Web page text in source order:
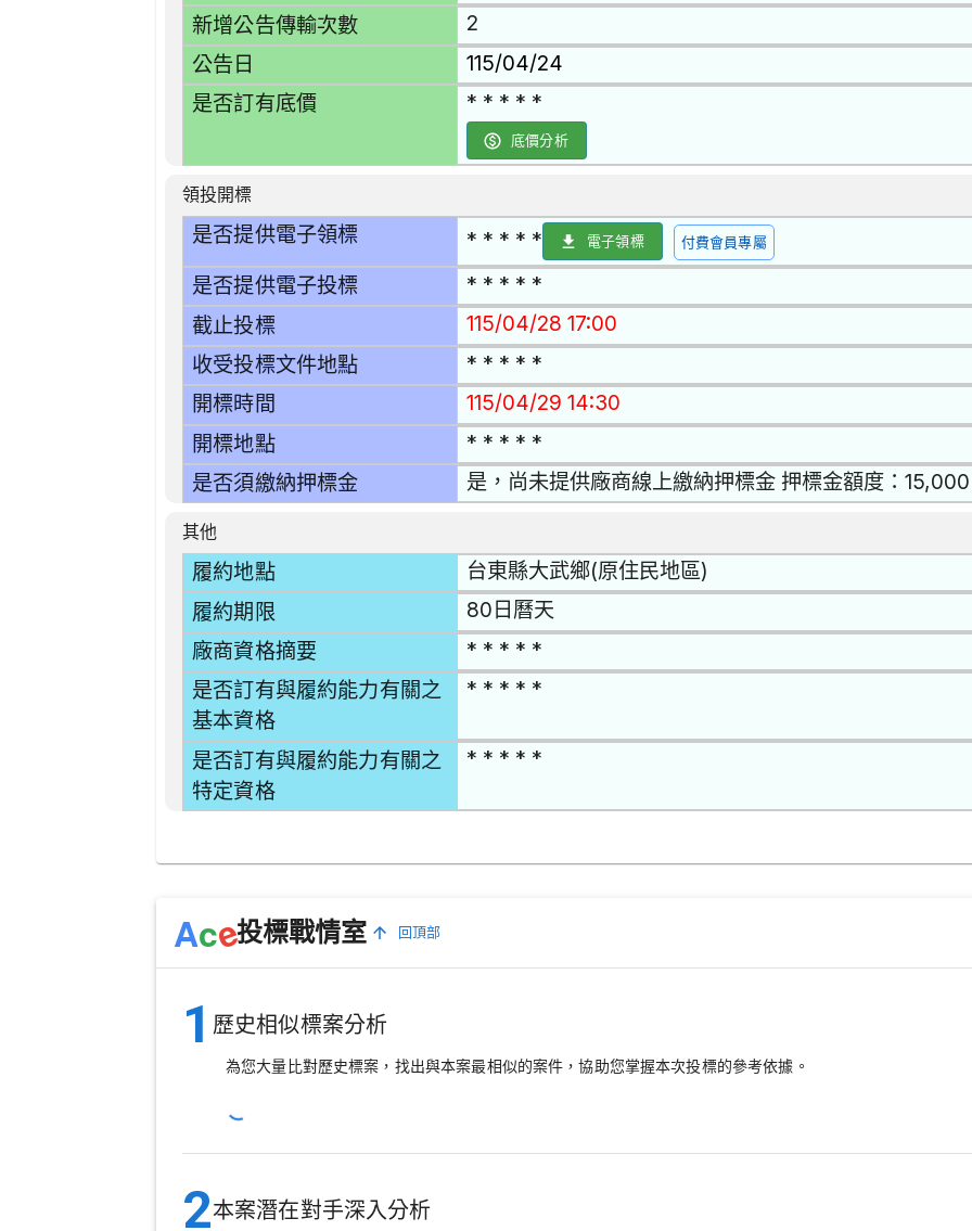
新增公告傳輸次數 2
公告日 115/04/24
是否訂有底價 * * * * *
底價分析
領投開標
是否提供電子領標 * * * * * 電子領標 付費會員專屬
是否提供電子投標 * * * * *
截止投標 115/04/28 17:00
收受投標文件地點 * * * * *
開標時間 115/04/29 14:30
開標地點 * * * * *
是否須繳納押標金 是，尚未提供廠商線上繳納押標金 押標金額度：15,000
其他
履約地點 台東縣大武鄉(原住民地區)
履約期限 80日曆天
廠商資格摘要 * * * * *
是否訂有與履約能力有關之
基本資格
* * * * *
是否訂有與履約能力有關之
特定資格
* * * * *
Ace投標戰情室 回頂部
1 歷史相似標案分析
為您大量比對歷史標案，找出與本案最相似的案件，協助您掌握本次投標的參考依據。
2本案潛在對手深入分析